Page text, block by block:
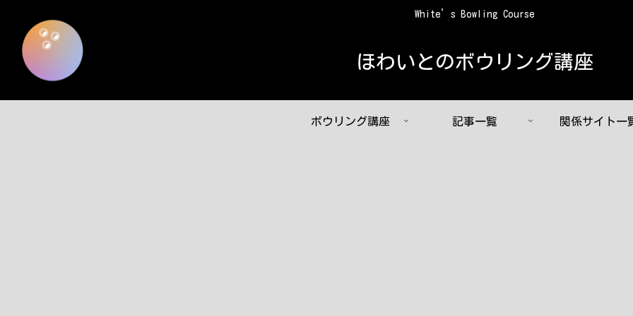
White’s Bowling Course
ほわいとのボウリング講座
ボウリング講座 記事一覧 関係サイト一